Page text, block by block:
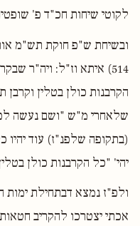
לקוטי שיחות חכ"ד פ'
ובשיחת ש"פ חוקת תש"מ
514) איתא וז"ל: ויה"ר
הקרבנות כולן בטלין
שלאחרי מ"ש "ושם נעשה
(בתקופה שלפנ"ז) עוד
יהי' "כל הקרבנות כולן
ולפ"ז נמצא דבתחילת ימות
אכתי יצטרכו להקריב